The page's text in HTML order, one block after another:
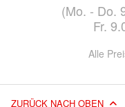
(Mo. - Do.
Fr.
Alle
ZURÜCK NACH OBEN